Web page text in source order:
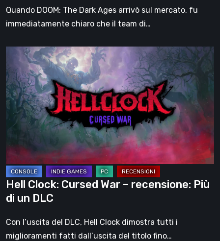
dello
Slayer?
Quando DOOM: The Dark Ages arrivò sul mercato, fu
immediatamente chiaro che il team di…
Clock:
Cursed
War
–
recensione:
di
un
DLC
Hell Clock: Cursed War – recensione: Più
di un DLC
Con l’uscita del DLC, Hell Clock dimostra tutti i
miglioramenti fatti dall’uscita del titolo fino…